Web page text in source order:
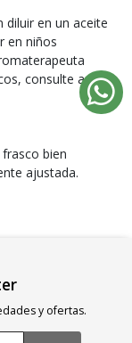
diluir en un aceite
en niños
consulte a su
bien
ajustada.
y ofertas.